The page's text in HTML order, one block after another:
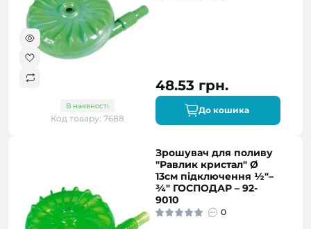
В наявності
Код товару: 7688
48.53 грн.
До кошика
Зрошувач для поливу
"Равлик кристал" Ø
13см підключення ½"–
¾" ГОСПОДАР – 92-
9010
0